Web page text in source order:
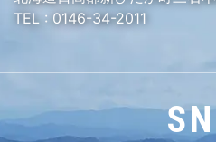
TEL : 0146-34-2011